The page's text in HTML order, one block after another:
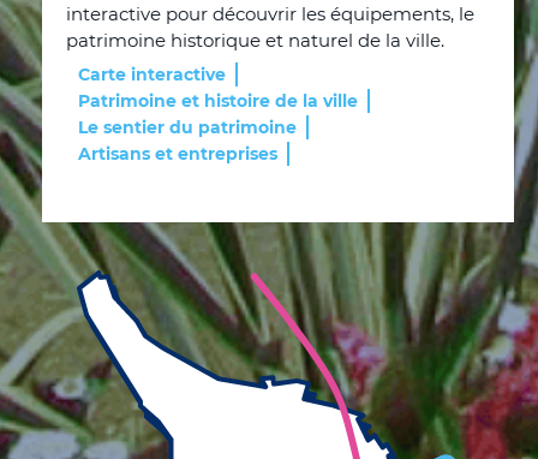
interactive pour découvrir les équipements, le
patrimoine historique et naturel de la ville.
Carte interactive
Patrimoine et histoire de la ville
Le sentier du patrimoine
Artisans et entreprises